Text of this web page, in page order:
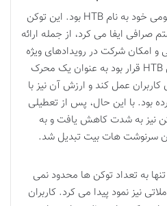
صرافی هات بیت دارای توکن بومی خود به نام HTB بود. این توکن
ایفا می کرد، از جمله ارائه
و امکان شرکت در رویدادهای ویژه
و عرضه های اولیه توکن. توکن HTB قرار بود به عنوان یک محرک
عمل کند و ارزش آن نیز با
بود. با این حال، پس از تعطیلی
نیز به شدت کاهش یافت و به
سرنوشت هات بیت تبدیل شد.
به تعداد توکن ها محدود نمی
نیز نمود پیدا می کرد. کاربران